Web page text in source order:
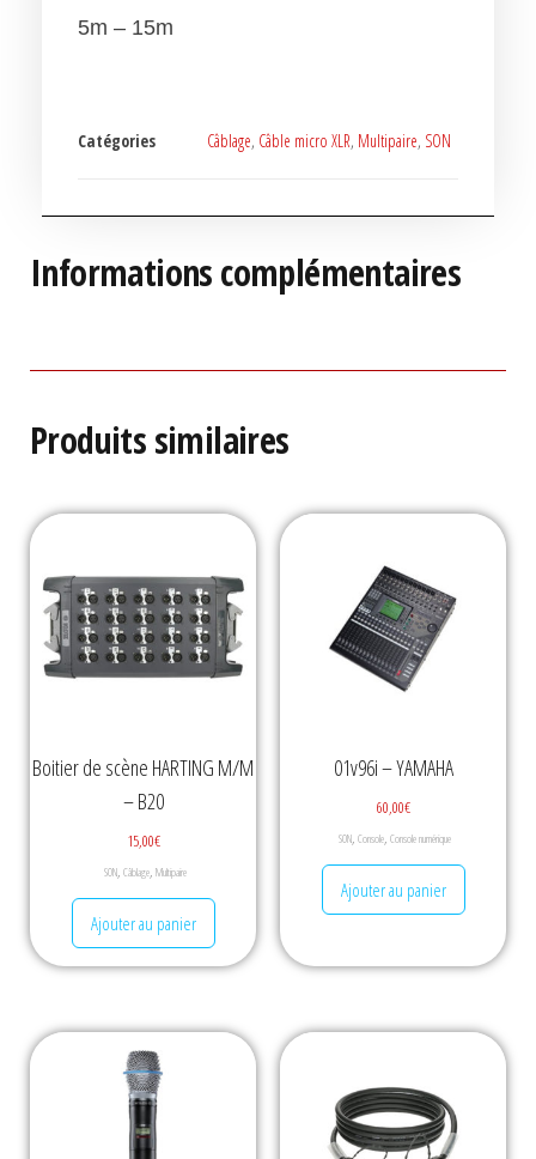
5m – 15m
Catégories Câblage, Câble micro XLR, Multipaire, SON
Informations complémentaires
Produits similaires
Boitier de scène HARTING M/M
– B20
15,00€
SON, Câblage, Multipaire
Ajouter au panier
01v96i – YAMAHA
60,00€
SON, Console, Console numérique
Ajouter au panier